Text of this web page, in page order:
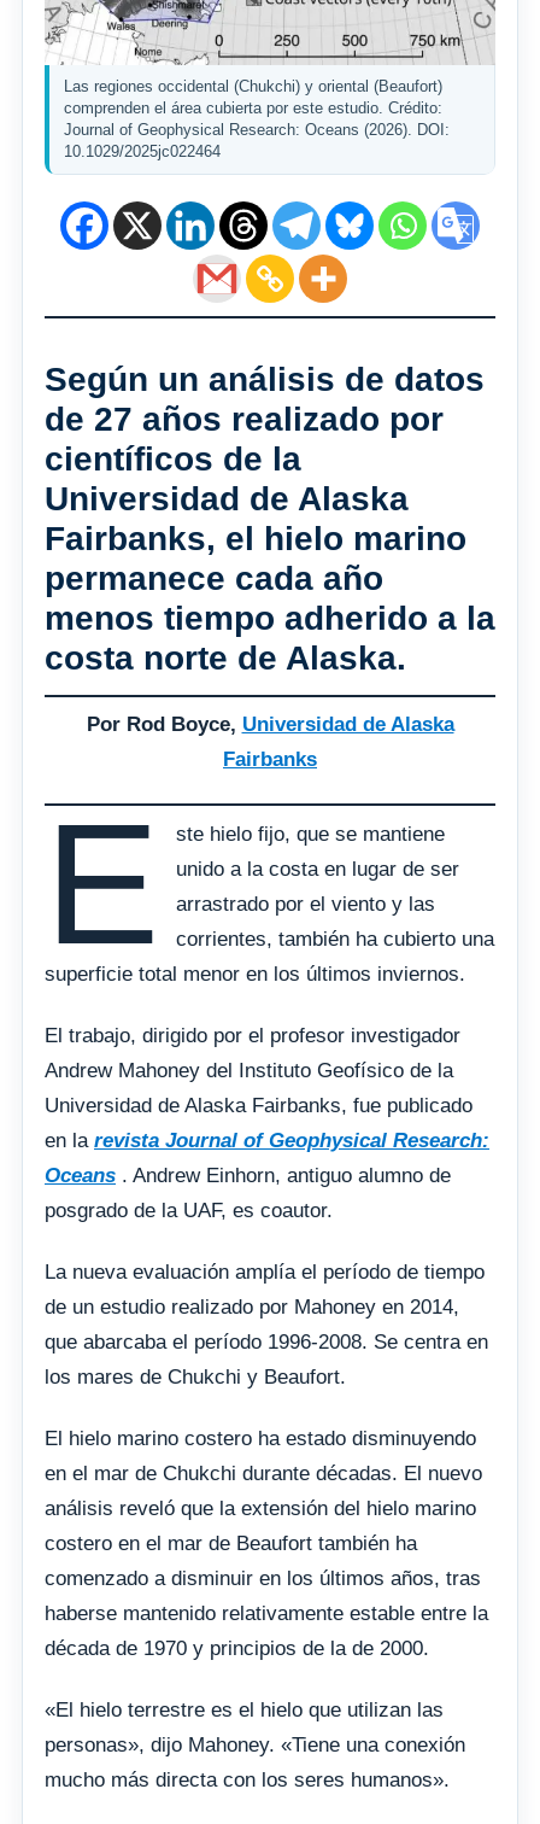
Las regiones occidental (Chukchi) y oriental (Beaufort)
comprenden el área cubierta por este estudio. Crédito:
Journal of Geophysical Research: Oceans (2026). DOI:
10.1029/2025jc022464
Según un análisis de datos
de 27 años realizado por
científicos de la
Universidad de Alaska
Fairbanks, el hielo marino
permanece cada año
menos tiempo adherido a la
costa norte de Alaska.
Por Rod Boyce, Universidad de Alaska
Fairbanks
E
ste hielo fijo, que se mantiene
unido a la costa en lugar de ser
arrastrado por el viento y las
corrientes, también ha cubierto una
superficie total menor en los últimos inviernos.
El trabajo, dirigido por el profesor investigador
Andrew Mahoney del Instituto Geofísico de la
Universidad de Alaska Fairbanks, fue publicado
en la revista Journal of Geophysical Research:
Oceans . Andrew Einhorn, antiguo alumno de
posgrado de la UAF, es coautor.
La nueva evaluación amplía el período de tiempo
de un estudio realizado por Mahoney en 2014,
que abarcaba el período 1996-2008. Se centra en
los mares de Chukchi y Beaufort.
El hielo marino costero ha estado disminuyendo
en el mar de Chukchi durante décadas. El nuevo
análisis reveló que la extensión del hielo marino
costero en el mar de Beaufort también ha
comenzado a disminuir en los últimos años, tras
haberse mantenido relativamente estable entre la
década de 1970 y principios de la de 2000.
«El hielo terrestre es el hielo que utilizan las
personas», dijo Mahoney. «Tiene una conexión
mucho más directa con los seres humanos».